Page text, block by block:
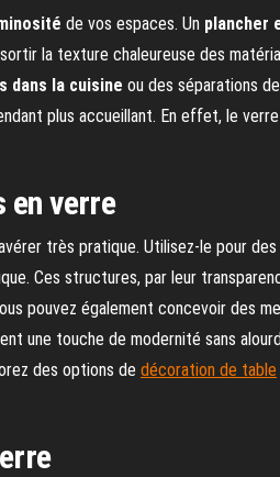
de vos espaces. Un plancher
la texture chaleureuse des
dans la cuisine ou des séparations
plus accueillant. En effet, le verre
en verre
très pratique. Utilisez-le pour
Ces structures, par leur
pouvez également concevoir des
une touche de modernité sans
des options de décoration de table